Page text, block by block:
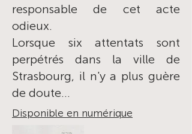
responsable de cet acte
odieux.
Lorsque six attentats sont
perpétrés dans la ville de
Strasbourg, il n'y a plus guère
de doute…
Disponible en numérique